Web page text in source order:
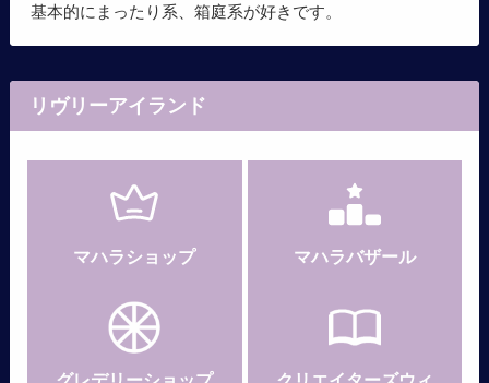
基本的にまったり系、箱庭系が好きです。
リヴリーアイランド
マハラショップ マハラバザール